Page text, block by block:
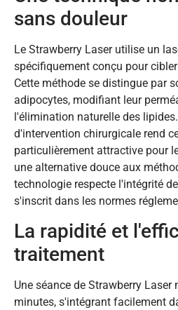
sans douleur
Le Strawberry Laser utilise un
spécifiquement conçu pour
Cette méthode se distingue par
adipocytes, modifiant leur
l'élimination naturelle des
d'intervention chirurgicale rend
particulièrement attractive pour
une alternative douce aux
technologie respecte l'intégrité
s'inscrit dans les normes
La rapidité et
traitement
Une séance de Strawberry Laser
minutes, s'intégrant facilement